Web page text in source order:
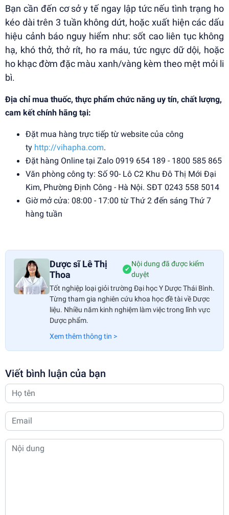
Bạn cần đến cơ sở y tế ngay lập tức nếu tình trạng ho
kéo dài trên 3 tuần không dứt, hoặc xuất hiện các dấu
hiệu cảnh báo nguy hiểm như: sốt cao liên tục không
hạ, khó thở, thở rít, ho ra máu, tức ngực dữ dội, hoặc
ho khạc đờm đặc màu xanh/vàng kèm theo mệt mỏi li
bì.
Địa chỉ mua thuốc, thực phẩm chức năng uy tín, chất lượng,
cam kết chính hãng tại:
Đặt mua hàng trực tiếp từ website của công
ty http://vihapha.com.
Đặt hàng Online tại Zalo 0919 654 189 - 1800 585 865
Văn phòng công ty: Số 90- Lô C2 Khu Đô Thị Mới Đại
Kim, Phường Định Công - Hà Nội. SĐT 0243 558 5014
Giờ mở cửa: 08:00 - 17:00 từ Thứ 2 đến sáng Thứ 7
hàng tuần
Dược sĩ Lê Thị
Thoa
✔
Nội dung đã được kiểm
duyệt
Tốt nghiệp loại giỏi trường Đại học Y Dược Thái Bình.
Từng tham gia nghiên cứu khoa học đề tài về Dược
liệu. Nhiều năm kinh nghiệm làm việc trong lĩnh vực
Dược phẩm.
Xem thêm thông tin >
Viết bình luận của bạn